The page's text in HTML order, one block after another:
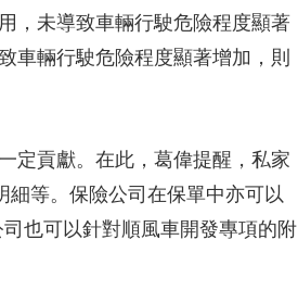
，未導致車輛行駛危險程度顯著
車輛行駛危險程度顯著增加，則
貢獻。在此，葛偉提醒，私家
細等。保險公司在保單中亦可以
也可以針對順風車開發專項的附